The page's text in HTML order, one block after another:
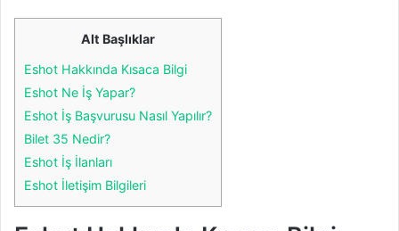
Alt Başlıklar
Eshot Hakkında Kısaca Bilgi
Eshot Ne İş Yapar?
Eshot İş Başvurusu Nasıl Yapılır?
Bilet 35 Nedir?
Eshot İş İlanları
Eshot İletişim Bilgileri